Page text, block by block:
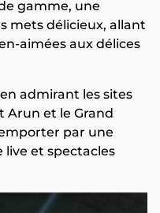
gamme, une
mets délicieux, allant
aimées aux délices
admirant les sites
et le Grand
par une
live et spectacles